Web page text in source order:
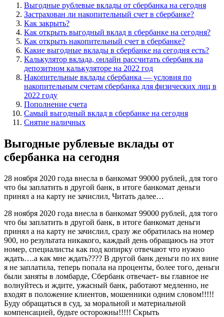
Выгодные рублевые вклады от сбербанка на сегодня
Застрахован ли накопительный счет в сбербанке?
Как закрыть?
Как открыть выгодный вклад в сбербанке на сегодня?
Как открыть накопительный счет в сбербанке?
Какие выгодные вклады в сбербанке на сегодня есть?
Калькулятор вклада, онлайн рассчитать сбербанк на
депозитном калькуляторе на 2022 год
Накопительные вклады сбербанка — условия по
накопительным счетам сбербанка для физических лиц в
2022 году
Пополнение счета
Самый выгодный вклад в сбербанке на сегодня
Снятие наличных
Выгодные рублевые вклады от
сбербанка на сегодня
28 ноября 2020 года внесла в банкомат 99000 рублей, для того
что бы заплатить в другой банк, в итоге банкомат деньги
принял а на карту не зачислил, Читать далее…
28 ноября 2020 года внесла в банкомат 99000 рублей, для того
что бы заплатить в другой банк, в итоге банкомат деньги
принял а на карту не зачислил, сразу же обратилась на номер
900, но результата никакого, каждый день обращаюсь на этот
номер, специалисты как под копирку отвечают что нужно
ждать….а как мне ждать???? В другой банк деньги по их вине
я не заплатила, теперь попала на проценты, более того, деньги
были заняты в ломбарде, Сбербанк отвечает- вы главное не
волнуйтесь и ждите, ужасный банк, работают медленно, не
входят в положение клиентов, мошенники одним словом!!!!!
Буду обращаться в суд, за моральной и материальной
компенсацией, будьте осторожны!!!!! Скрыть